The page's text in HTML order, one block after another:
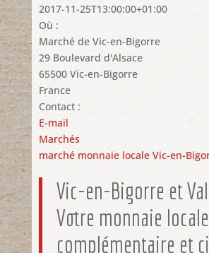
2017-11-25T13:00:00+01:00
Où :
Marché de Vic-en-Bigorre
29 Boulevard d'Alsace
65500 Vic-en-Bigorre
France
Contact :
E-mail
Marchés
marché monnaie locale Vic-en-
Vic-en-Bigorre et
Votre monnaie locale
complémentaire et